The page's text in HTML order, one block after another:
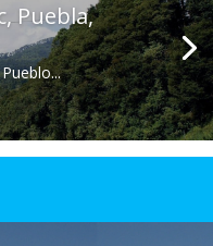
Puebla,